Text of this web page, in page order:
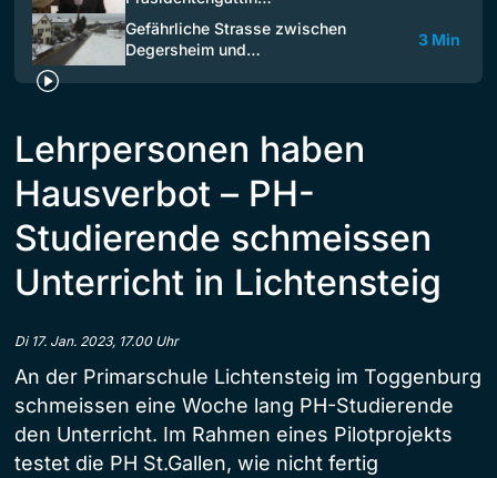
Gefährliche Strasse zwischen
Degersheim und…
3 Min
Lehrpersonen haben
Hausverbot – PH-
Studierende schmeissen
Unterricht in Lichtensteig
Di 17. Jan. 2023, 17.00 Uhr
An der Primarschule Lichtensteig im Toggenburg
schmeissen eine Woche lang PH-Studierende
den Unterricht. Im Rahmen eines Pilotprojekts
testet die PH St.Gallen, wie nicht fertig